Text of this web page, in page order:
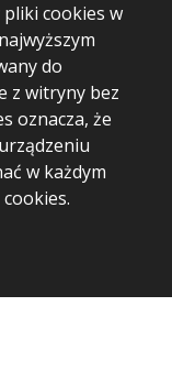
cookies w
do
z witryny bez
oznacza, że
w każdym
project
and
Grant